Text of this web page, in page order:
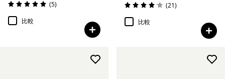
評価: 5.0 / 5
(5レビュー
)
比較
評価: 4.0 / 5
(21レビュー
)
比較